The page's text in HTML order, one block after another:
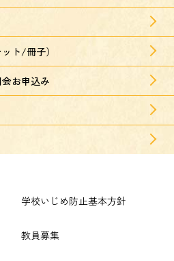
ト/冊子）
お申込み
学校いじめ防止基本方針
教員募集